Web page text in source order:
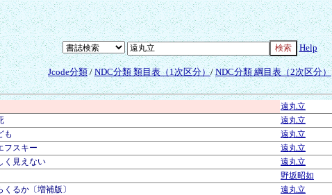
Help
Jcode分類/NDC分類 類目表（1次区分）/NDC分類 綱目表（2次区分）
遠丸立
遠丸立
も 遠丸立
フスキー 遠丸立
く見えない 遠丸立
野坂昭如
るか〔増補版〕 遠丸立